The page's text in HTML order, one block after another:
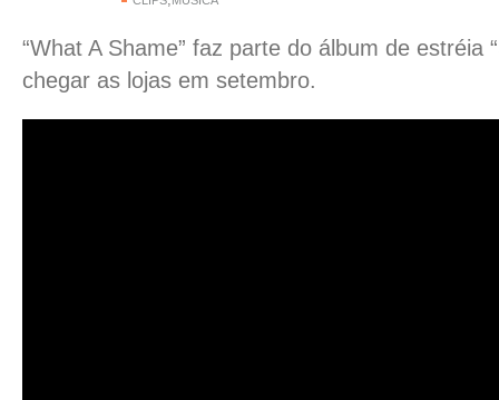
“What A Shame” faz parte do álbum de estréia
chegar as lojas em setembro.